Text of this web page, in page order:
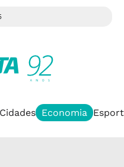
Cidades Economia